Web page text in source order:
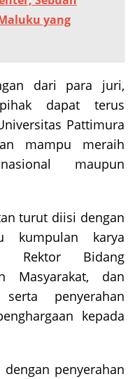
yang
dari para juri,
dapat terus
Pattimura
mampu meraih
maupun
turut diisi dengan
kumpulan karya
Rektor Bidang
Masyarakat, dan
penyerahan
kepada
penyerahan